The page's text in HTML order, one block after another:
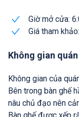
Giờ mở cửa:
Giá tham
Không gian quán
Không gian của
Bên trong bàn ghế
nâu chủ đạo nên
Bàn ghế được xếp